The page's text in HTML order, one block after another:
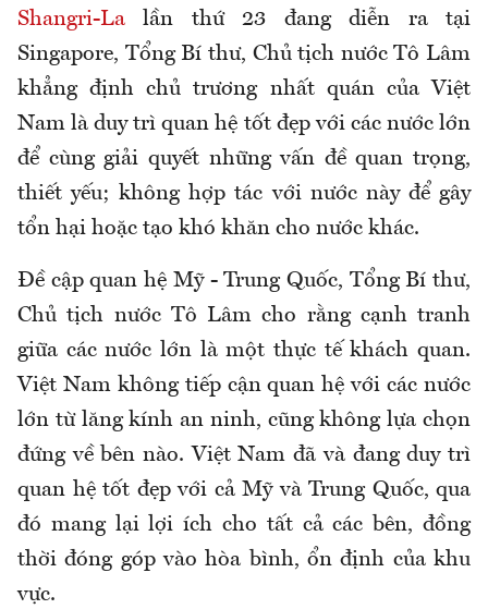
Shangri-La lần thứ 23 đang diễn ra tại
Singapore, Tổng Bí thư, Chủ tịch nước Tô Lâm
khẳng định chủ trương nhất quán của Việt
Nam là duy trì quan hệ tốt đẹp với các nước lớn
để cùng giải quyết những vấn đề quan trọng,
thiết yếu; không hợp tác với nước này để gây
tổn hại hoặc tạo khó khăn cho nước khác.
Đề cập quan hệ Mỹ - Trung Quốc, Tổng Bí thư,
Chủ tịch nước Tô Lâm cho rằng cạnh tranh
giữa các nước lớn là một thực tế khách quan.
Việt Nam không tiếp cận quan hệ với các nước
lớn từ lăng kính an ninh, cũng không lựa chọn
đứng về bên nào. Việt Nam đã và đang duy trì
quan hệ tốt đẹp với cả Mỹ và Trung Quốc, qua
đó mang lại lợi ích cho tất cả các bên, đồng
thời đóng góp vào hòa bình, ổn định của khu
vực.